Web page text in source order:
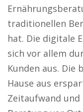
traditionellen
hat. Die digitale
sich vor allem
Kunden aus. Die
Hause aus
Zeitaufwand und